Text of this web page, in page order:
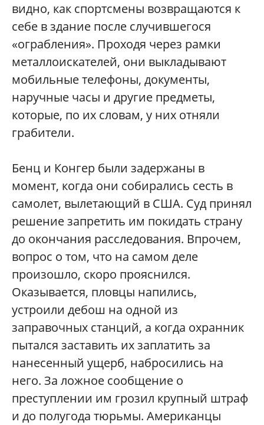
видно, как спортсмены возвращаются к
себе в здание после случившегося
«ограбления». Проходя через рамки
металлоискателей, они выкладывают
мобильные телефоны, документы,
наручные часы и другие предметы,
которые, по их словам, у них отняли
грабители.
Бенц и Конгер были задержаны в
момент, когда они собирались сесть в
самолет, вылетающий в США. Суд принял
решение запретить им покидать страну
до окончания расследования. Впрочем,
вопрос о том, что на самом деле
произошло, скоро прояснился.
Оказывается, пловцы напились,
устроили дебош на одной из
заправочных станций, а когда охранник
пытался заставить их заплатить за
нанесенный ущерб, набросились на
него. За ложное сообщение о
преступлении им грозил крупный штраф
и до полугода тюрьмы. Американцы